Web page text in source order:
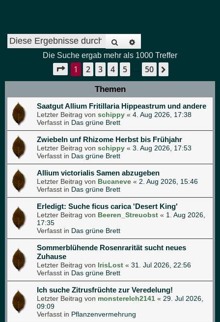
Suche
Die Suche ergab mehr als 1000 Treffer
Seite 1von 50
1 2 3 4 5 … 50
Themen
Saatgut Allium Fritillaria Hippeastrum und andere
Letzter Beitrag von schippy « 4. Aug 2026, 17:38
Verfasst in Das grüne Brett
Zwiebeln unf Rhizome Herbst bis Frühjahr
Letzter Beitrag von schippy « 3. Aug 2026, 17:53
Verfasst in Das grüne Brett
Allium victorialis Samen abzugeben
Letzter Beitrag von Bucaneve « 2. Aug 2026, 15:46
Verfasst in Das grüne Brett
Erledigt: Suche ficus carica 'Desert King'
Letzter Beitrag von Beeren_Streuobst « 1. Aug 2026,
17:35
Verfasst in Das grüne Brett
Sommerblühende Rosenrarität sucht neues
Zuhause
Letzter Beitrag von IrisLost « 31. Jul 2026, 22:56
Verfasst in Das grüne Brett
Ich suche Zitrusfrüchte zur Veredelung!
Letzter Beitrag von monsterelch2141 « 29. Jul 2026,
09:09
Verfasst in Pflanzenvermehrung